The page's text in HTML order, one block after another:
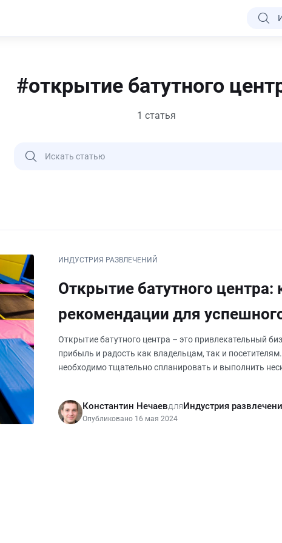
#открытие батутного
1 статья
ИНДУСТРИЯ РАЗВЛЕЧЕНИЙ
Открытие батутного
рекомендации для
Открытие батутного центра – это привлекательный
прибыль и радость как владельцам, так и
необходимо тщательно спланировать и выполнить
Константин НечаевдляИндустрия
Опубликовано 16 мая 2024